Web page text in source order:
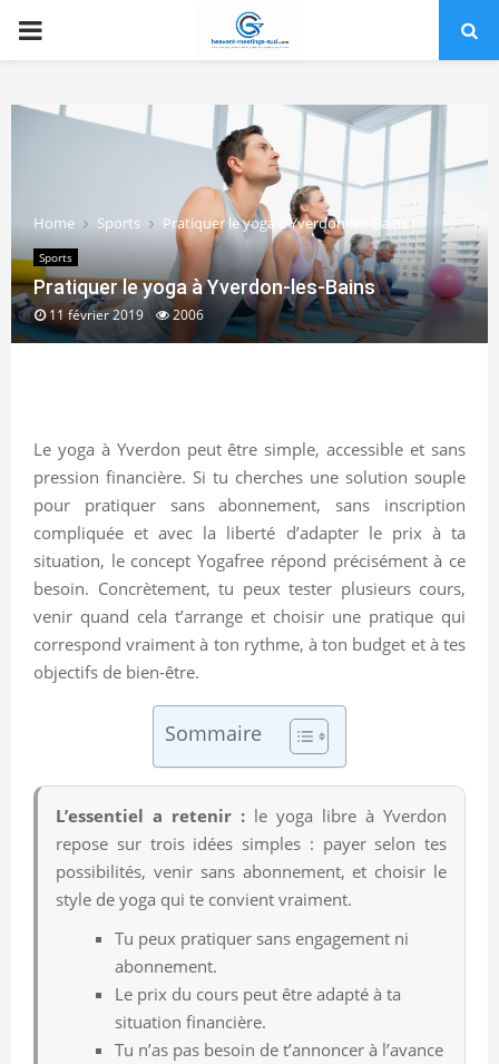
PRIMARY
Home Sports Pratiquer le yoga à Yverdon-les-Bains
Sports
Pratiquer le yoga à Yverdon-les-Bains
11 février 2019 2006
Le yoga à Yverdon peut être simple, accessible et sans
pression financière. Si tu cherches une solution souple
pour pratiquer sans abonnement, sans inscription
compliquée et avec la liberté d’adapter le prix à ta
situation, le concept Yogafree répond précisément à ce
besoin. Concrètement, tu peux tester plusieurs cours,
venir quand cela t’arrange et choisir une pratique qui
correspond vraiment à ton rythme, à ton budget et à tes
objectifs de bien-être.
Sommaire
L’essentiel a retenir : le yoga libre à Yverdon
repose sur trois idées simples : payer selon tes
possibilités, venir sans abonnement, et choisir le
style de yoga qui te convient vraiment.
Tu peux pratiquer sans engagement ni
abonnement.
Le prix du cours peut être adapté à ta
situation financière.
Tu n’as pas besoin de t’annoncer à l’avance